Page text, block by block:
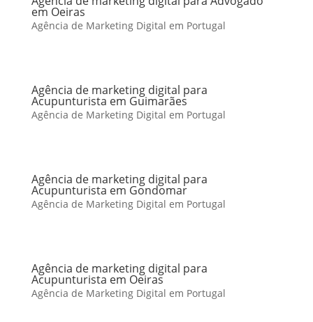
em Oeiras
Agência de Marketing Digital em Portugal
Agência de marketing digital para
Acupunturista em Guimarães
Agência de Marketing Digital em Portugal
Agência de marketing digital para
Acupunturista em Gondomar
Agência de Marketing Digital em Portugal
Agência de marketing digital para
Acupunturista em Oeiras
Agência de Marketing Digital em Portugal